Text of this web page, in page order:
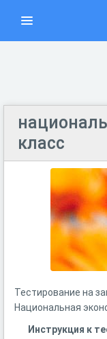
класс
Тестирование на
Национальная
Инструкция к